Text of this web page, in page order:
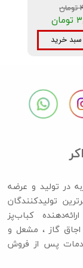
سبد خرید
حاج ذاکر با 20 سال تجربه در تولید و عرضه
تولیدکنندگان
کباب‌پز
اجاق گاز ،​​​​​​​ مشعل و
پس از فروش